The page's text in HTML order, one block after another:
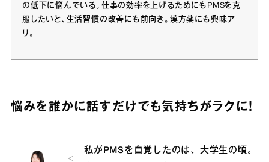
の低下に悩んでいる。仕事の効率を上げるためにもPMSを克
服したいと、生活習慣の改善にも前向き。漢方薬にも興味ア
リ。
悩みを誰かに話すだけでも気持ちがラクに！
私がPMSを自覚したのは、大学生の頃。